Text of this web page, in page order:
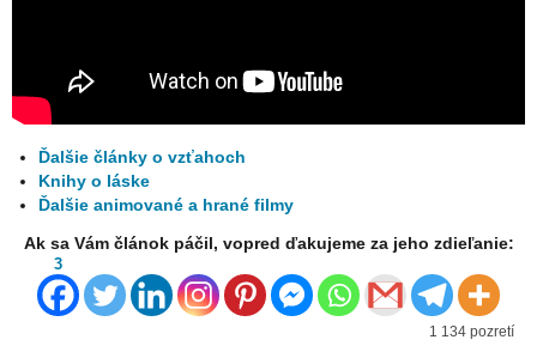
Ďalšie články o vzťahoch
Knihy o láske
Ďalšie animované a hrané filmy
Ak sa Vám článok páčil, vopred ďakujeme za jeho zdieľanie:
3
1 134 pozretí